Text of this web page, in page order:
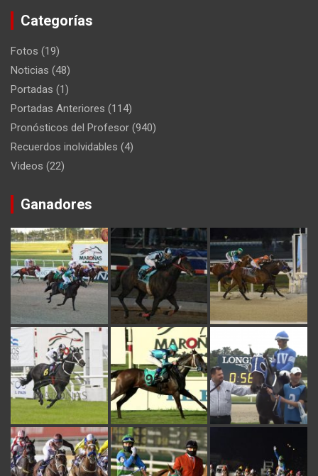
Categorías
Fotos (19)
Noticias (48)
Portadas (1)
Portadas Anteriores (114)
Pronósticos del Profesor (940)
Recuerdos inolvidables (4)
Videos (22)
Ganadores